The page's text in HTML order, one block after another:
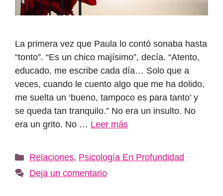
La primera vez que Paula lo contó sonaba hasta
“tonto”. “Es un chico majísimo”, decía. “Atento,
educado, me escribe cada día… Solo que a
veces, cuando le cuento algo que me ha dolido,
me suelta un ‘bueno, tampoco es para tanto’ y
se queda tan tranquilo.” No era un insulto. No
era un grito. No … Leer más
Categorías
Relaciones, Psicología En Profundidad
Deja un comentario